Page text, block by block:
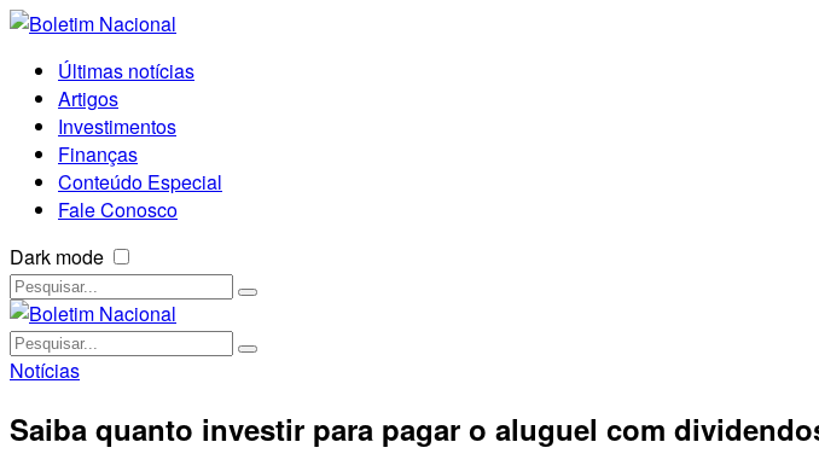
Últimas notícias
Artigos
Investimentos
Finanças
Conteúdo Especial
Fale Conosco
Dark mode
Notícias
Saiba quanto investir para pagar o aluguel com